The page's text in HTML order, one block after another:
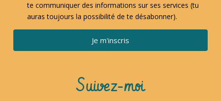
te communiquer des informations sur ses services (tu
auras toujours la possibilité de te désabonner).
Je m'inscris
Suivez-moi